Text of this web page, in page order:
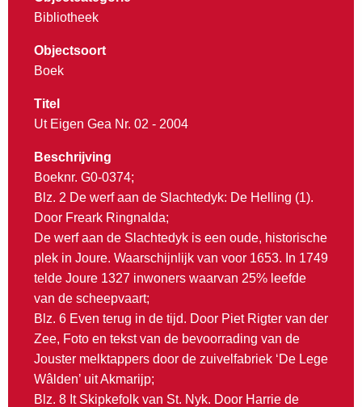
Bibliotheek
Objectsoort
Boek
Titel
Ut Eigen Gea Nr. 02 - 2004
Beschrijving
Boeknr. G0-0374;
Blz. 2 De werf aan de Slachtedyk: De Helling (1).
Door Freark Ringnalda;
De werf aan de Slachtedyk is een oude, historische
plek in Joure. Waarschijnlijk van voor 1653. In 1749
telde Joure 1327 inwoners waarvan 25% leefde
van de scheepvaart;
Blz. 6 Even terug in de tijd. Door Piet Rigter van der
Zee, Foto en tekst van de bevoorrading van de
Jouster melktappers door de zuivelfabriek ‘De Lege
Wâlden’ uit Akmarijp;
Blz. 8 It Skipkefolk van St. Nyk. Door Harrie de